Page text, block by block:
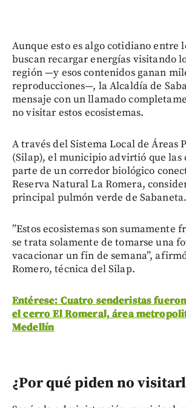
Aunque esto es algo cotidiano entre
buscan recargar energías visitando
región —y esos contenidos ganan
reproducciones—, la Alcaldía de
mensaje con un llamado
no visitar estos ecosistemas.
A través del Sistema Local de Áreas
(Silap), el municipio advirtió que las
parte de un corredor biológico
Reserva Natural La Romera,
principal pulmón verde de Sabaneta.
”Estos ecosistemas son sumamente
se trata solamente de tomarse una
vacacionar un fin de semana”,
Romero, técnica del Silap.
Entérese: Cuatro senderistas
el cerro El Romeral, área
Medellín
¿Por qué piden no